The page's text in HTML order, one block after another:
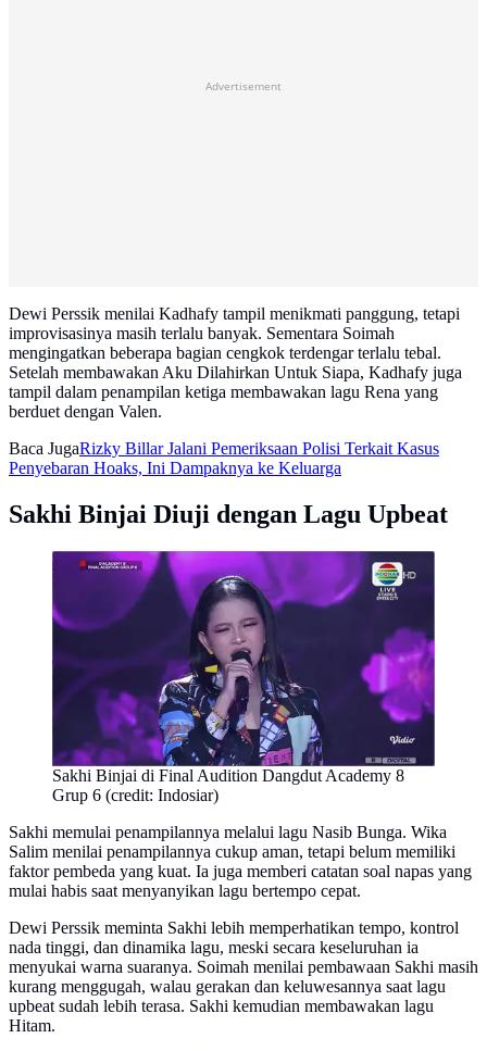
Advertisement
Dewi Perssik menilai Kadhafy tampil menikmati panggung, tetapi
improvisasinya masih terlalu banyak. Sementara Soimah
mengingatkan beberapa bagian cengkok terdengar terlalu tebal.
Setelah membawakan Aku Dilahirkan Untuk Siapa, Kadhafy juga
tampil dalam penampilan ketiga membawakan lagu Rena yang
berduet dengan Valen.
Baca JugaRizky Billar Jalani Pemeriksaan Polisi Terkait Kasus
Penyebaran Hoaks, Ini Dampaknya ke Keluarga
Sakhi Binjai Diuji dengan Lagu Upbeat
Sakhi Binjai di Final Audition Dangdut Academy 8
Grup 6 (credit: Indosiar)
Sakhi memulai penampilannya melalui lagu Nasib Bunga. Wika
Salim menilai penampilannya cukup aman, tetapi belum memiliki
faktor pembeda yang kuat. Ia juga memberi catatan soal napas yang
mulai habis saat menyanyikan lagu bertempo cepat.
Dewi Perssik meminta Sakhi lebih memperhatikan tempo, kontrol
nada tinggi, dan dinamika lagu, meski secara keseluruhan ia
menyukai warna suaranya. Soimah menilai pembawaan Sakhi masih
kurang menggugah, walau gerakan dan keluwesannya saat lagu
upbeat sudah lebih terasa. Sakhi kemudian membawakan lagu
Hitam.